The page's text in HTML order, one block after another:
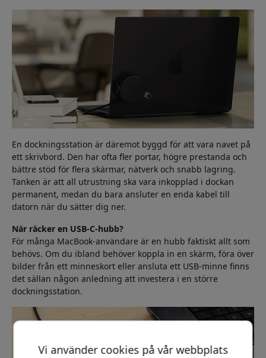
En dockningsstation är däremot byggd för att vara navet på
ett skrivbord. Den har ofta fler portar, högre prestanda och
bättre stöd för flera skärmar, nätverk och snabb lagring.
Tanken är att all utrustning ska vara inkopplad i dockan
permanent, medan du bara ansluter en enda kabel till
datorn när du sätter dig ner.
När räcker en USB-C-hubb?
För många MacBook-användare är en hubb faktiskt allt som
behövs. Om du ibland behöver koppla in en skärm, föra över
bilder från ett minneskort eller ansluta ett USB-minne finns
det sällan någon anledning att investera i en större
dockningsstation.
Vi använder cookies på vår webbplats